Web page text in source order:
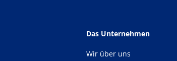
Das Unternehmen
Wir über uns